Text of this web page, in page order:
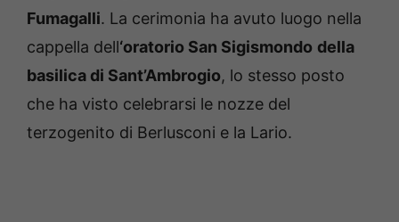
Fumagalli. La cerimonia ha avuto luogo nella
cappella dell‘oratorio San Sigismondo della
basilica di Sant’Ambrogio, lo stesso posto
che ha visto celebrarsi le nozze del
terzogenito di Berlusconi e la Lario.